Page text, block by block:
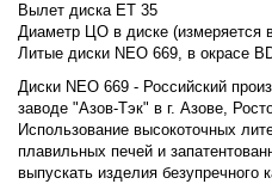
Вылет диска ET 35
Диаметр ЦО в диске (измеряется
Литые диски NEO 669, в окрасе
Диски NEO 669 - Российский
заводе "Азов-Тэк" в г. Азове,
Использование высокоточных
плавильных печей и
выпускать изделия безупречного